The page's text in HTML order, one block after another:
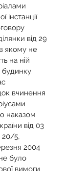
інстанції
від 29
якому не
на ній
вчинення
наказом
від 03
20/5,
2004
було
вимоги